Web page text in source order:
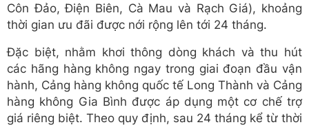
Côn Đảo, Điện Biên, Cà Mau và Rạch Giá), khoảng
thời gian ưu đãi được nới rộng lên tới 24 tháng.
Đặc biệt, nhằm khơi thông dòng khách và thu hút
các hãng hàng không ngay trong giai đoạn đầu vận
hành, Cảng hàng không quốc tế Long Thành và Cảng
hàng không Gia Bình được áp dụng một cơ chế trợ
giá riêng biệt. Theo quy định, sau 24 tháng kể từ thời